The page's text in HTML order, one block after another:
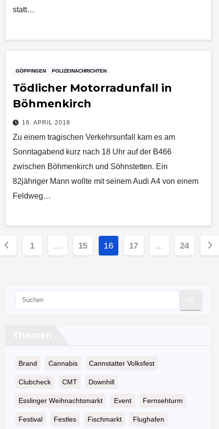
statt…
GÖPPINGEN POLIZEINACHRICHTEN
Tödlicher Motorradunfall in
Böhmenkirch
16. APRIL 2018
Zu einem tragischen Verkehrsunfall kam es am
Sonntagabend kurz nach 18 Uhr auf der B466
zwischen Böhmenkirch und Söhnstetten. Ein
82jähriger Mann wollte mit seinem Audi A4 von einem
Feldweg…
1 … 15 16 17 … 24
Brand Cannabis Cannstatter Volksfest
Clubcheck CMT Downhill
Esslinger Weihnachtsmarkt Event Fernsehturm
Festival Festles Fischmarkt Flughafen